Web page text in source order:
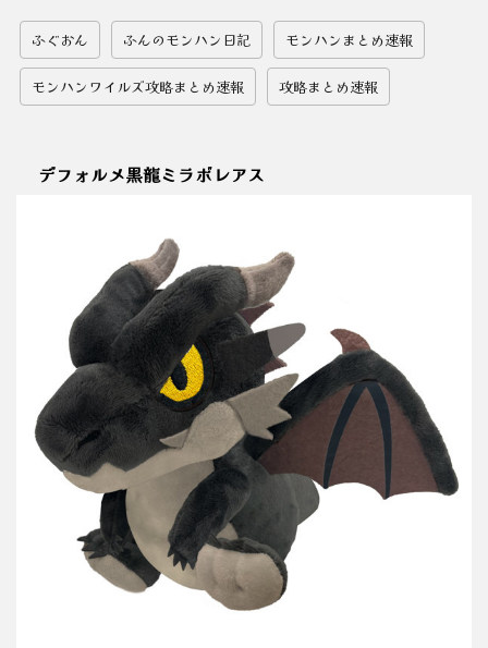
ふぐおん ふんのモンハン日記 モンハンまとめ速報
モンハンワイルズ攻略まとめ速報 攻略まとめ速報
デフォルメ黒龍ミラボレアス